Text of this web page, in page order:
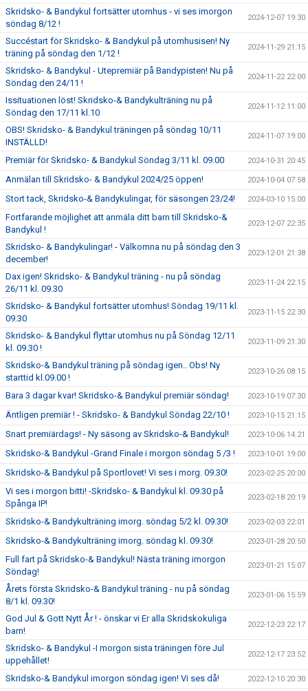
Skridsko- & Bandykul fortsätter utomhus - vi ses imorgon
söndag 8/12 !
2024-12-07 19:30
Succéstart för Skridsko- & Bandykul på utomhusisen! Ny
träning på söndag den 1/12 !
2024-11-29 21:15
Skridsko- & Bandykul - Utepremiär på Bandypisten! Nu på
Söndag den 24/11 !
2024-11-22 22:00
Issituationen löst! Skridsko-& Bandykulträning nu på
Söndag den 17/11 kl.10
2024-11-12 11:00
OBS! Skridsko- & Bandykul träningen på söndag 10/11
INSTÄLLD!
2024-11-07 19:00
Premiär för Skridsko- & Bandykul Söndag 3/11 kl. 09.00 2024-10-31 20:45
Anmälan till Skridsko- & Bandykul 2024/25 öppen! 2024-10-04 07:58
Stort tack, Skridsko-& Bandykulingar, för säsongen 23/24! 2024-03-10 15:00
Fortfarande möjlighet att anmäla ditt barn till Skridsko-&
Bandykul !
2023-12-07 22:35
Skridsko- & Bandykulingar! - Välkomna nu på söndag den 3
december!
2023-12-01 21:38
Dax igen! Skridsko- & Bandykul träning - nu på söndag
26/11 kl. 09.30
2023-11-24 22:15
Skridsko- & Bandykul fortsätter utomhus! Söndag 19/11 kl.
09.30
2023-11-15 22:30
Skridsko- & Bandykul flyttar utomhus nu på Söndag 12/11
kl. 09.30 !
2023-11-09 21:30
Skridsko-& Bandykul träning på söndag igen.. Obs! Ny
starttid kl.09.00 !
2023-10-26 08:15
Bara 3 dagar kvar! Skridsko-& Bandykul premiär söndag! 2023-10-19 07:30
Äntligen premiär ! - Skridsko- & Bandykul Söndag 22/10 ! 2023-10-15 21:15
Snart premiärdags! - Ny säsong av Skridsko-& Bandykul! 2023-10-06 14:21
Skridsko-& Bandykul -Grand Finale i morgon söndag 5 /3 ! 2023-10-01 19:00
Skridsko-& Bandykul på Sportlovet! Vi ses i morg. 09.30! 2023-02-25 20:00
Vi ses i morgon bitti! -Skridsko- & Bandykul kl. 09.30 på
Spånga IP!
2023-02-18 20:19
Skridsko-& Bandykulträning imorg. söndag 5/2 kl. 09.30! 2023-02-03 22:01
Skridsko-& Bandykulträning imorg. söndag kl. 09.30! 2023-01-28 20:50
Full fart på Skridsko-& Bandykul! Nästa träning imorgon
Söndag!
2023-01-21 15:07
Årets första Skridsko-& Bandykul träning - nu på söndag
8/1 kl. 09.30!
2023-01-06 15:59
God Jul & Gott Nytt År ! - önskar vi Er alla Skridskokuliga
barn!
2022-12-23 22:17
Skridsko- & Bandykul -I morgon sista träningen före Jul
uppehållet!
2022-12-17 23:52
Skridsko-& Bandykul imorgon söndag igen! Vi ses då! 2022-12-10 20:30